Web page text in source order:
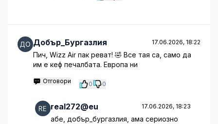
Добър_Бургазлия 17.06.2026, 18:22
Пич, Wizz Air пак реват! 🤣 Все тая са, само да
им е кеф печалбата. Европа ни
Отговори 0 0
real272@eu 17.06.2026, 18:23
абе, добър_бургазлия, ама сериозно